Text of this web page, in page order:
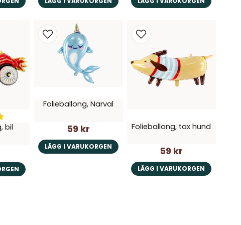
bil
Folieballong, Narval
59 kr
LÄGG I VARUKORGEN
Folieballong, tax hund
59 kr
LÄGG I VARUKORGEN